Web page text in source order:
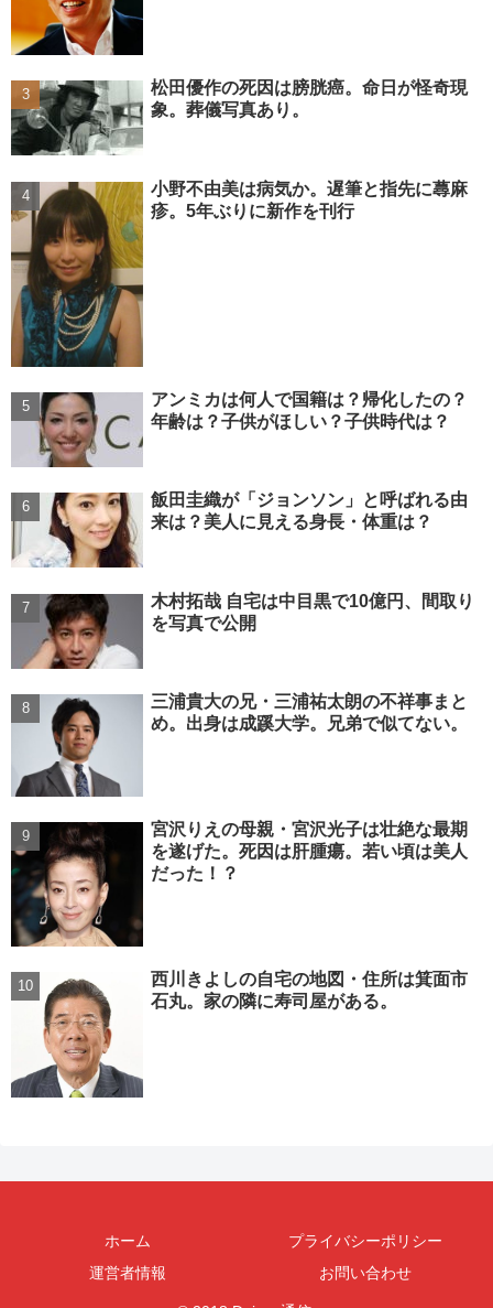
松田優作の死因は膀胱癌。命日が怪奇現
象。葬儀写真あり。
小野不由美は病気か。遅筆と指先に蕁麻
疹。5年ぶりに新作を刊行
アンミカは何人で国籍は？帰化したの？
年齢は？子供がほしい？子供時代は？
飯田圭織が「ジョンソン」と呼ばれる由
来は？美人に見える身長・体重は？
木村拓哉 自宅は中目黒で10億円、間取り
を写真で公開
三浦貴大の兄・三浦祐太朗の不祥事まと
め。出身は成蹊大学。兄弟で似てない。
宮沢りえの母親・宮沢光子は壮絶な最期
を遂げた。死因は肝腫瘍。若い頃は美人
だった！？
西川きよしの自宅の地図・住所は箕面市
石丸。家の隣に寿司屋がある。
ホーム
プライバシーポリシー
運営者情報
お問い合わせ